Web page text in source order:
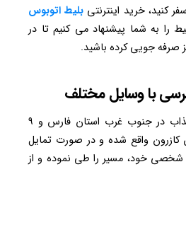
کنید، خرید اینترنتی بلیط اتوبوس
را به شما پیشنهاد می کنیم تا در
صرفه جویی کرده باشید.
با وسایل مختلف
این دهکده گردشگری جذاب در جنوب غرب استان فارس و ۹
کازرون واقع شده و در صورت تمایل
شخصی خود، مسیر را طی نموده و از